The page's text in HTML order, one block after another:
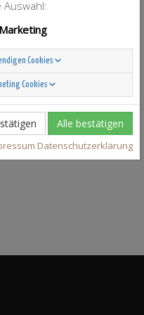
Marketing
Cookies
Cookies
Alle bestätigen
Datenschutzerklärung